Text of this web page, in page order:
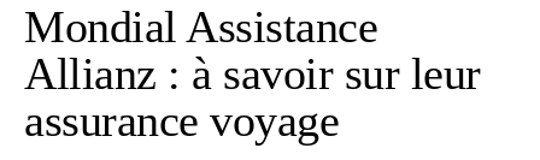
Mondial Assistance
Allianz : à savoir sur leur
assurance voyage